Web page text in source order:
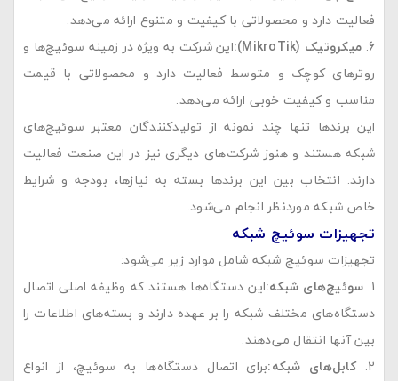
فعالیت دارد و محصولاتی با کیفیت و متنوع ارائه می‌دهد.
میکروتیک (MikroTik):
این شرکت به ویژه در زمینه سوئیچ‌ها و
روترهای کوچک و متوسط فعالیت دارد و محصولاتی با قیمت
مناسب و کیفیت خوبی ارائه می‌دهد.
این برندها تنها چند نمونه از تولیدکنندگان معتبر سوئیچ‌های
شبکه هستند و هنوز شرکت‌های دیگری نیز در این صنعت فعالیت
دارند. انتخاب بین این برندها بسته به نیازها، بودجه و شرایط
خاص شبکه موردنظر انجام می‌شود.
تجهیزات سوئیچ شبکه
تجهیزات سوئیچ شبکه شامل موارد زیر می‌شود:
سوئیچ‌های شبکه:این دستگاه‌ها هستند که وظیفه اصلی اتصال
دستگاه‌های مختلف شبکه را بر عهده دارند و بسته‌های اطلاعات را
بین آنها انتقال می‌دهند.
کابل‌های شبکه:برای اتصال دستگاه‌ها به سوئیچ، از انواع